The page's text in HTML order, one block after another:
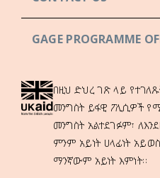
GAGE PROGRAMME
በዚህ ድህረ ገጽ ላይ
መንግስት ይፋዊ ፖሊሲዎች
መንግስት አልተደገፉም፣
ምንም አይነት ሀላፊነት
ማንኛውም አይነት እምነት።